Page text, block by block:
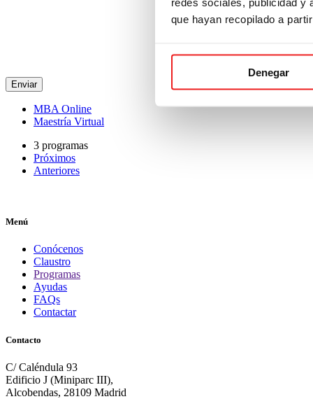
que hayan recopilado a
Denegar
Transferencias Internacionales: No se producen transferencias internacionales fuera del
MBA Online
Maestría Virtual
3 programas
Próximos
Anteriores
Menú
Conócenos
Claustro
Programas
Ayudas
FAQs
Contactar
Contacto
C/ Caléndula 93
Edificio J (Miniparc III),
Alcobendas, 28109 Madrid